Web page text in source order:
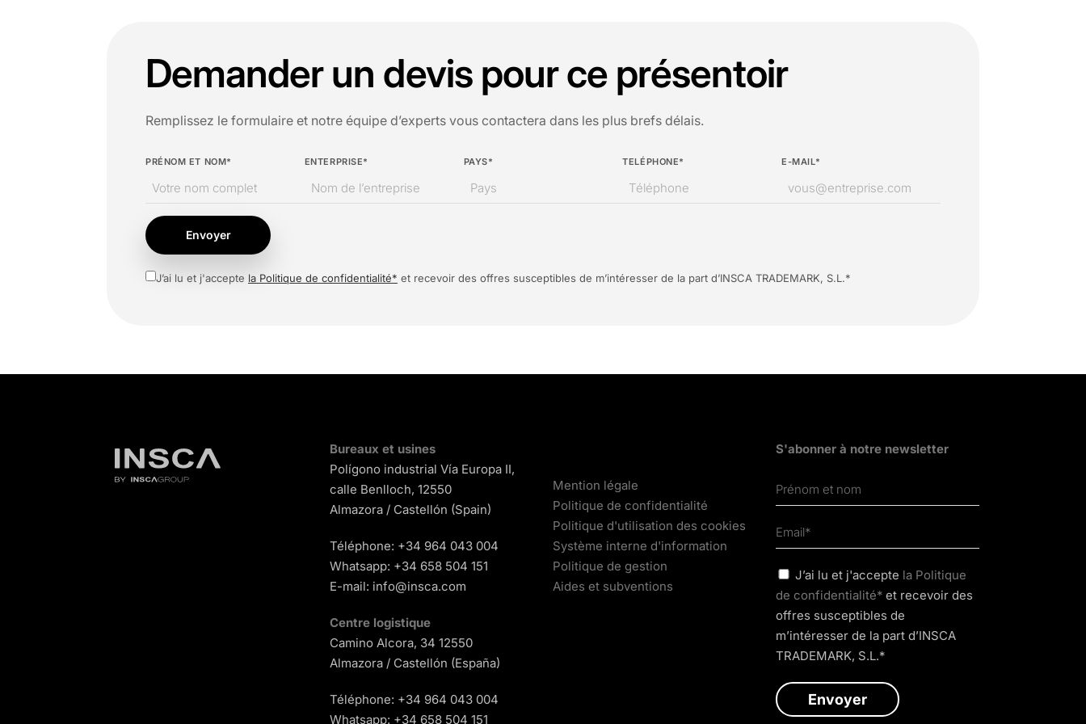
Demander un devis pour ce présentoir
Remplissez le formulaire et notre équipe d’experts vous contactera dans les plus brefs délais.
PRÉNOM ET NOM* ENTERPRISE* PAYS* TELÉPHONE* E-MAIL*
Envoyer
J’ai lu et j'accepte la Politique de confidentialité* et recevoir des offres susceptibles de m’intéresser de la part d’INSCA TRADEMARK, S.L.*
Bureaux et usines
Polígono industrial Vía Europa II,
calle Benlloch, 12550
Almazora / Castellón (Spain)
Téléphone: +34 964 043 004
Whatsapp: +34 658 504 151
E-mail: info@insca.com
Centre logistique
Camino Alcora, 34 12550
Almazora / Castellón (España)
Téléphone: +34 964 043 004
Whatsapp: +34 658 504 151
Mention légale
Politique de confidentialité
Politique d'utilisation des cookies
Système interne d'information
Politique de gestion
Aides et subventions
S'abonner à notre newsletter
J’ai lu et j'accepte la Politique
de confidentialité* et recevoir des
offres susceptibles de
m’intéresser de la part d’INSCA
TRADEMARK, S.L.*